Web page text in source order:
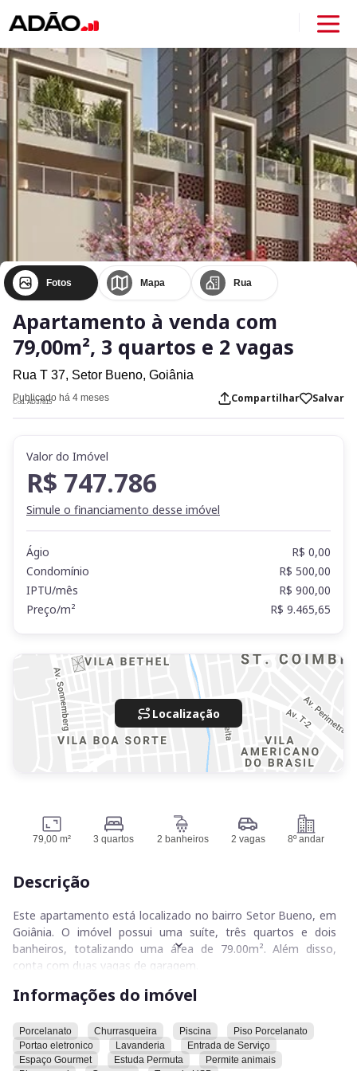
Fotos Mapa Rua
Apartamento à venda com
79,00m², 3 quartos e 2 vagas
Rua T 37, Setor Bueno, Goiânia
Publicado há 4 meses
Cod. AD37815 Compartilhar Salvar
Valor do Imóvel
R$ 747.786
Simule o financiamento desse imóvel
Ágio
R$ 0,00
Condomínio
R$ 500,00
IPTU/mês
R$ 900,00
Preço/m²
R$ 9.465,65
Localização
79,00 m² 3 quartos 2 banheiros 2 vagas 8º andar
Descrição
Este apartamento está localizado no bairro Setor Bueno, em
Goiânia. O imóvel possui uma suíte, três quartos e dois
banheiros, totalizando uma área de 79.00m². Além disso,
conta com duas vagas de garagem.
O apartamento dispõe de várias comodidades, incluindo
Há uma piscina no local, e o piso é de porcelanato. O espaço
gourmet e o playground são outras características do imóvel.
O portão eletrônico proporciona acesso ao local, que
Informações do imóvel
Porcelanato Churrasqueira Piscina
Piso Porcelanato
Portao eletronico
Lavanderia
Entrada de Serviço
Espaço Gourmet
Estuda Permuta
Permite animais